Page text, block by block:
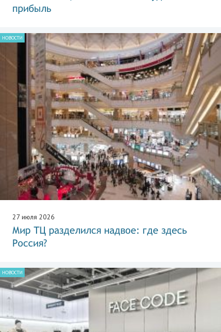
прибыль
НОВОСТИ
27 июля 2026
Мир ТЦ разделился надвое: где здесь
Россия?
НОВОСТИ